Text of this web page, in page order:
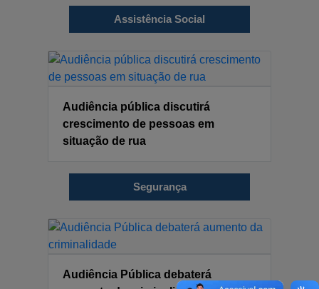
Assistência Social
Audiência pública discutirá
crescimento de pessoas em
situação de rua
Segurança
Audiência Pública debaterá